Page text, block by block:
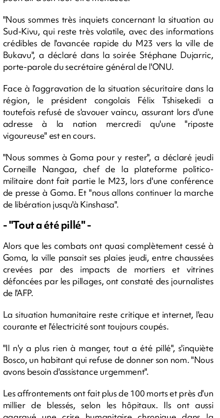
"Nous sommes très inquiets concernant la situation au
Sud-Kivu, qui reste très volatile, avec des informations
crédibles de l'avancée rapide du M23 vers la ville de
Bukavu", a déclaré dans la soirée Stéphane Dujarric,
porte-parole du secrétaire général de l'ONU.
Face à l'aggravation de la situation sécuritaire dans la
région, le président congolais Félix Tshisekedi a
toutefois refusé de s'avouer vaincu, assurant lors d'une
adresse à la nation mercredi qu'une "riposte
vigoureuse" est en cours.
"Nous sommes à Goma pour y rester", a déclaré jeudi
Corneille Nangaa, chef de la plateforme politico-
militaire dont fait partie le M23, lors d'une conférence
de presse à Goma. Et "nous allons continuer la marche
de libération jusqu'à Kinshasa".
- "Tout a été pillé" -
Alors que les combats ont quasi complètement cessé à
Goma, la ville pansait ses plaies jeudi, entre chaussées
crevées par des impacts de mortiers et vitrines
défoncées par les pillages, ont constaté des journalistes
de l'AFP.
La situation humanitaire reste critique et internet, l'eau
courante et l'électricité sont toujours coupés.
"Il n'y a plus rien à manger, tout a été pillé", s'inquiète
Bosco, un habitant qui refuse de donner son nom. "Nous
avons besoin d'assistance urgemment".
Les affrontements ont fait plus de 100 morts et près d'un
millier de blessés, selon les hôpitaux. Ils ont aussi